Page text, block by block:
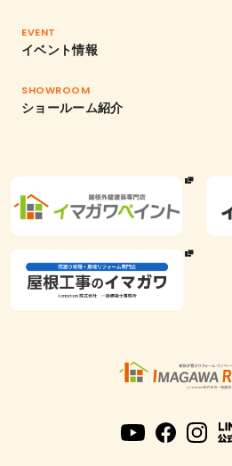
EVENT
イベント情報
SHOWROOM
ショールーム紹介